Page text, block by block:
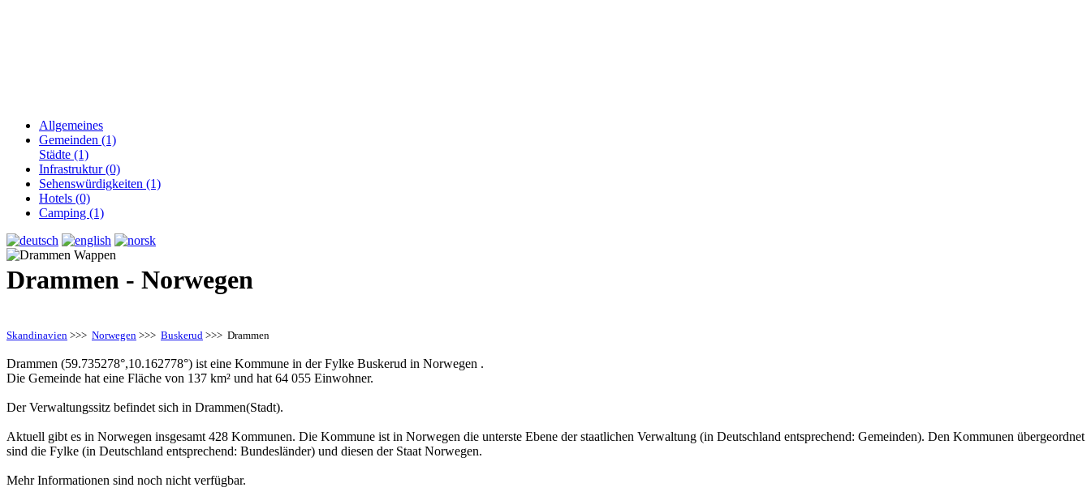
Allgemeines
Gemeinden (1)
Städte (1)
Infrastruktur (0)
Sehenswürdigkeiten (1)
Hotels (0)
Camping (1)
Drammen - Norwegen
Skandinavien >>> Norwegen >>> Buskerud >>> Drammen
Drammen (59.735278°,10.162778°) ist eine Kommune in der Fylke Buskerud in Norwegen .
Die Gemeinde hat eine Fläche von 137 km² und hat 64 055 Einwohner.
Der Verwaltungssitz befindet sich in Drammen(Stadt).
Aktuell gibt es in Norwegen insgesamt 428 Kommunen. Die Kommune ist in Norwegen die unterste Ebene der staatlichen Verwaltung (in Deutschland entsprechend: Gemeinden). Den Kommunen übergeordnet
sind die Fylke (in Deutschland entsprechend: Bundesländer) und diesen der Staat Norwegen.
Mehr Informationen sind noch nicht verfügbar.